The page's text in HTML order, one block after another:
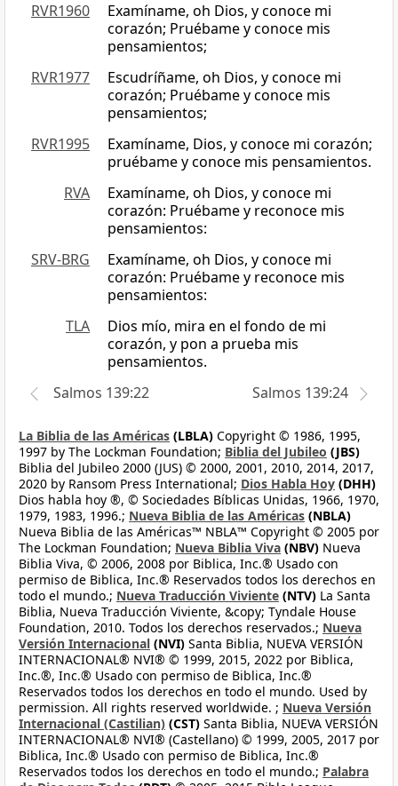
RVR1960
Examíname, oh Dios, y conoce mi
corazón; Pruébame y conoce mis
pensamientos;
RVR1977
Escudríñame, oh Dios, y conoce mi
corazón; Pruébame y conoce mis
pensamientos;
RVR1995
Examíname, Dios, y conoce mi corazón;
pruébame y conoce mis pensamientos.
RVA
Examíname, oh Dios, y conoce mi
corazón: Pruébame y reconoce mis
pensamientos:
SRV-BRG
Examíname, oh Dios, y conoce mi
corazón: Pruébame y reconoce mis
pensamientos:
TLA
Dios mío, mira en el fondo de mi
corazón, y pon a prueba mis
pensamientos.
Salmos 139:22
Salmos 139:24
La Biblia de las Américas (LBLA) Copyright © 1986, 1995,
1997 by The Lockman Foundation; Biblia del Jubileo (JBS)
Biblia del Jubileo 2000 (JUS) © 2000, 2001, 2010, 2014, 2017,
2020 by Ransom Press International; Dios Habla Hoy (DHH)
Dios habla hoy ®, © Sociedades Bíblicas Unidas, 1966, 1970,
1979, 1983, 1996.; Nueva Biblia de las Américas (NBLA)
Nueva Biblia de las Américas™ NBLA™ Copyright © 2005 por
The Lockman Foundation; Nueva Biblia Viva (NBV) Nueva
Biblia Viva, © 2006, 2008 por Biblica, Inc.® Usado con
permiso de Biblica, Inc.® Reservados todos los derechos en
todo el mundo.; Nueva Traducción Viviente (NTV) La Santa
Biblia, Nueva Traducción Viviente, &copy; Tyndale House
Foundation, 2010. Todos los derechos reservados.; Nueva
Versión Internacional (NVI) Santa Biblia, NUEVA VERSIÓN
INTERNACIONAL® NVI® © 1999, 2015, 2022 por Biblica,
Inc.®, Inc.® Usado con permiso de Biblica, Inc.®
Reservados todos los derechos en todo el mundo. Used by
permission. All rights reserved worldwide. ; Nueva Versión
Internacional (Castilian) (CST) Santa Biblia, NUEVA VERSIÓN
INTERNACIONAL® NVI® (Castellano) © 1999, 2005, 2017 por
Biblica, Inc.® Usado con permiso de Biblica, Inc.®
Reservados todos los derechos en todo el mundo.; Palabra